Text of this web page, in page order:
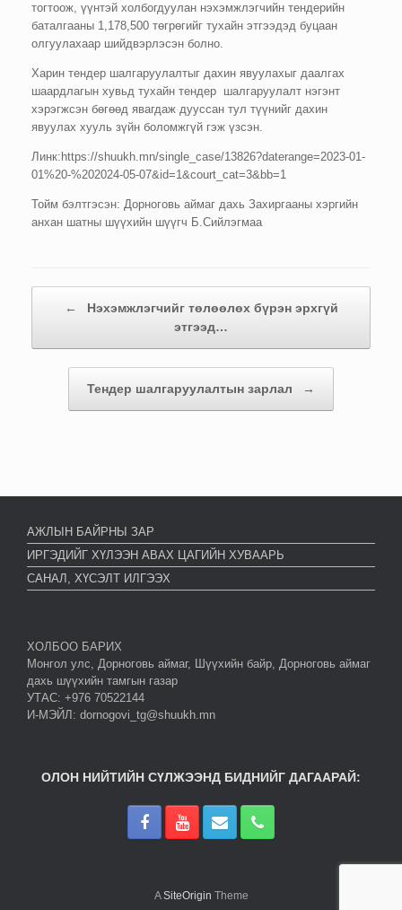
тогтоож, үүнтэй холбогдуулан нэхэмжлэгчийн тендерийн
баталгааны 1,178,500 төгрөгийг тухайн этгээдэд буцаан
олгуулахаар шийдвэрлэсэн болно.
Харин тендер шалгаруулалтыг дахин явуулахыг даалгах
шаардлагын хувьд тухайн тендер шалгаруулалт нэгэнт
хэрэгжсэн бөгөөд явагдаж дууссан тул түүнийг дахин
явуулах хууль зүйн боломжгүй гэж үзсэн.
Линк:https://shuukh.mn/single_case/13826?daterange=2023-01-
01%20-%202024-05-07&id=1&court_cat=3&bb=1
Тойм бэлтгэсэн: Дорноговь аймаг дахь Захиргааны хэргийн
анхан шатны шүүхийн шүүгч Б.Сийлэгмаа
←
Нэхэмжлэгчийг төлөөлөх бүрэн эрхгүй
этгээд…
Тендер шалгаруулалтын зарлал →
АЖЛЫН БАЙРНЫ ЗАР
ИРГЭДИЙГ ХҮЛЭЭН АВАХ ЦАГИЙН ХУВААРЬ
САНАЛ, ХҮСЭЛТ ИЛГЭЭХ
ХОЛБОО БАРИХ
Монгол улс, Дорноговь аймаг, Шүүхийн байр, Дорноговь аймаг
дахь шүүхийн тамгын газар
УТАС: +976 70522144
И-МЭЙЛ: dornogovi_tg@shuukh.mn
ОЛОН НИЙТИЙН СҮЛЖЭЭНД БИДНИЙГ ДАГААРАЙ:
ASiteOrigin Theme